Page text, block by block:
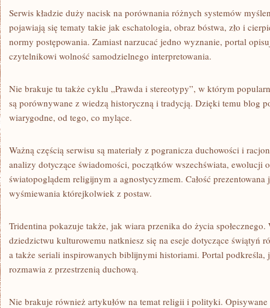
Serwis kładzie duży nacisk na porównania różnych systemów
pojawiają się tematy takie jak eschatologia, obraz bóstwa, zło i
normy postępowania. Zamiast narzucać jedno wyznanie, portal
czytelnikowi wolność samodzielnego interpretowania.
Nie brakuje tu także cyklu „Prawda i stereotypy”, w którym
są porównywane z wiedzą historyczną i tradycją. Dzięki temu blog
wiarygodne, od tego, co mylące.
Ważną częścią serwisu są materiały z pogranicza duchowości i
analizy dotyczące świadomości, początków wszechświata, ewolucji
światopoglądem religijnym a agnostycyzmem. Całość
wyśmiewania którejkolwiek z postaw.
Tridentina pokazuje także, jak wiara przenika do życia
dziedzictwu kulturowemu natkniesz się na eseje dotyczące świątyń
a także seriali inspirowanych biblijnymi historiami. Portal
rozmawia z przestrzenią duchową.
Nie brakuje również artykułów na temat religii i polityki.